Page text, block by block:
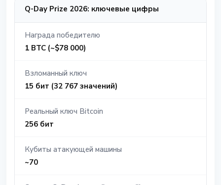
Q-Day Prize 2026: ключевые цифры
Награда победителю
1 BTC (~$78 000)
Взломанный ключ
15 бит (32 767 значений)
Реальный ключ Bitcoin
256 бит
Кубиты атакующей машины
~70